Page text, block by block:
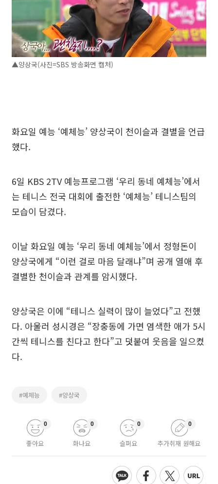
▲양상국(사진=SBS 방송화면 캡처)
화요일 예능 ‘예체능’ 양상국이 천이슬과 결별을 언급
했다.
6일 KBS 2TV 예능프로그램 ‘우리 동네 예체능’에서
는 테니스 전국 대회에 출전한 ‘예체능’ 테니스팀의
모습이 담겼다.
이날 화요일 예능 ‘우리 동네 예체능’에서 정형돈이
양상국에게 “이런 걸로 마음 달래냐”며 공개 열애 후
결별한 천이슬과 관계를 암시했다.
양상국은 이에 “테니스 실력이 많이 늘었다”고 전했
다. 아울러 성시경은 “장충동에 가면 염색한 애가 5시
간씩 테니스를 친다고 한다”고 덧붙여 웃음을 일으켰
다.
#예체능 #양상국
좋아요
0
화나요
0
슬퍼요
0
추가취재 원해요
0